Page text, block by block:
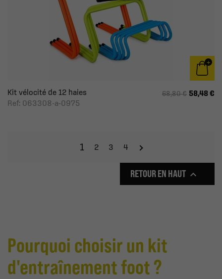
Kit vélocité de 12 haies
Ref: 063308-a-0975
68,80 € 58,48 €
1 2 3 4
RETOUR EN HAUT 
Pourquoi choisir un kit
d'entraînement foot ?